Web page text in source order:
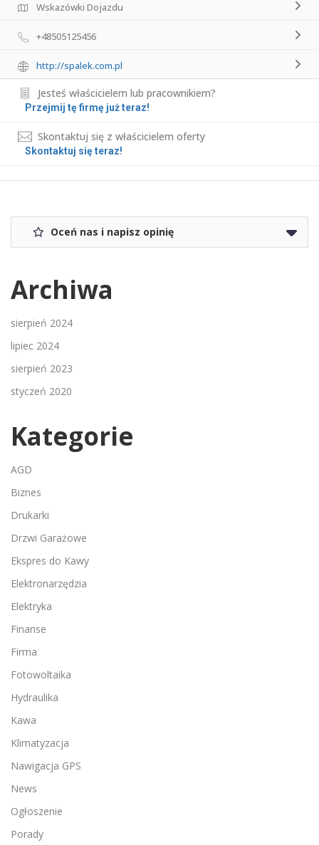
Wskazówki Dojazdu
+48505125456
http://spalek.com.pl
Jesteś właścicielem lub pracownikiem?
Przejmij tę firmę już teraz!
Skontaktuj się z właścicielem oferty
Skontaktuj się teraz!
Oceń nas i napisz opinię
Archiwa
sierpień 2024
lipiec 2024
sierpień 2023
styczeń 2020
Kategorie
AGD
Biznes
Drukarki
Drzwi Garażowe
Ekspres do Kawy
Elektronarzędzia
Elektryka
Finanse
Firma
Fotowoltaika
Hydraulika
Kawa
Klimatyzacja
Nawigacja GPS
News
Ogłoszenie
Porady